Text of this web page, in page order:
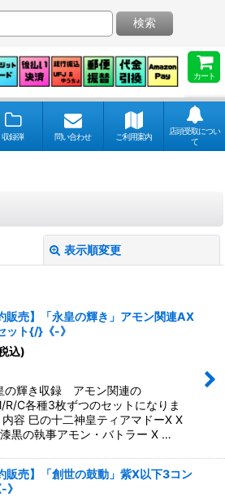
カート
検索
収録弾 問い合わせ ご利用案内
店頭受取につい
て
表示順変更
絞り込む
販売】「永皇の輝き」アモン関連AX
ット{/}《-》
込)
の輝き収録 アモン関連の
C各種3枚ずつのセットになりま
容 巳の十二神皇ティアマドーX X
黒の執事アモン・バトラー X …
販売】「創世の鼓動」紫X以下3コン